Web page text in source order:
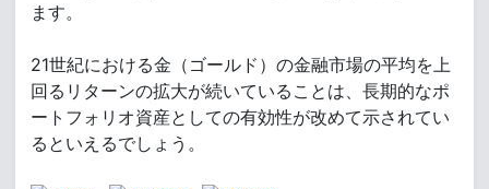
ます。
21世紀における金（ゴールド）の金融市場の平均を上
回るリターンの拡大が続いていることは、長期的なポ
ートフォリオ資産としての有効性が改めて示されてい
るといえるでしょう。